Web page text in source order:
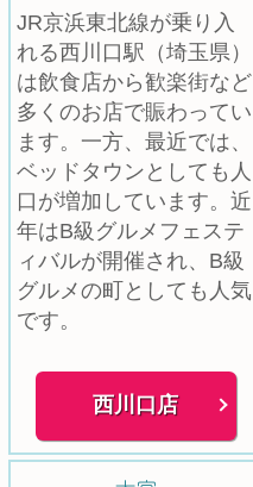
JR京浜東北線が乗り入
れる西川口駅（埼玉県）
は飲食店から歓楽街など
多くのお店で賑わってい
ます。一方、最近では、
ベッドタウンとしても人
口が増加しています。近
年はB級グルメフェステ
ィバルが開催され、B級
グルメの町としても人気
です。
西川口店